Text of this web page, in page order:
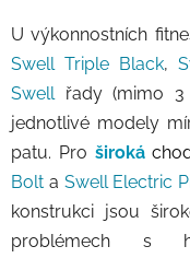
U výkonnostních
Swell Triple Black,
Swell řady (mimo
jednotlivé modely
patu. Pro široká
Bolt a Swell Electric
konstrukci jsou
problémech s